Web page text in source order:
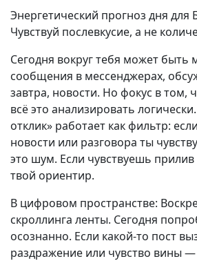
Энергетический прогноз дня для
Чувствуй послевкусие, а не
Сегодня вокруг тебя может быть
сообщения в мессенджерах,
завтра, новости. Но фокус в том,
всё это анализировать
отклик» работает как фильтр:
новости или разговора ты
это шум. Если чувствуешь
твой ориентир.
В цифровом пространстве:
скроллинга ленты. Сегодня
осознанно. Если какой-то пост
раздражение или чувство вины